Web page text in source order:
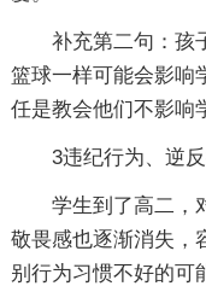
补充第二句：孩
篮球一样可能会影响
任是教会他们不影响
3违纪行为、逆
学生到了高二，
敬畏感也逐渐消失，
别行为习惯不好的可